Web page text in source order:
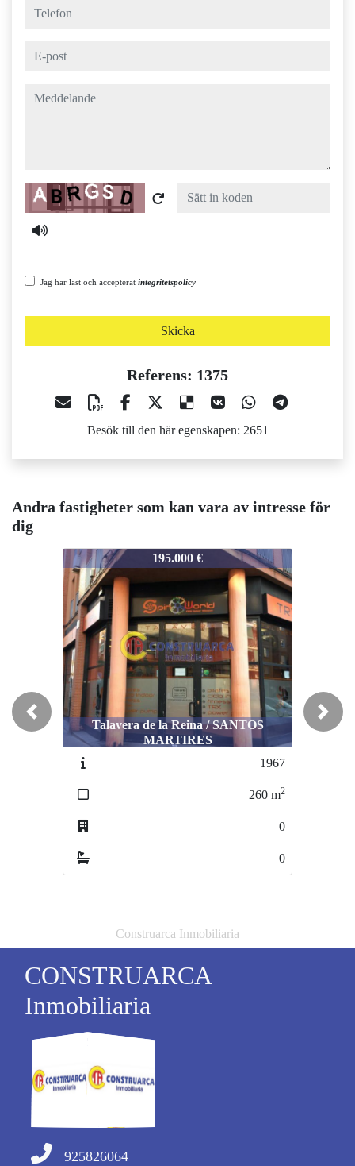
telefon
e-post
meddelande
Captcha
Jag har läst och accepterat integritetspolicy
Skicka
Referens: 1375
Besök till den här egenskapen: 2651
Andra fastigheter som kan vara av intresse för
dig
1375
195.000 €
Talavera de la Reina / SANTOS
MARTIRES
1967
260m2
1375 95.000 €
Talavera de la Reina / PATROCINIO
Previous Next
Construarca Inmobiliaria
CONSTRUARCA
Inmobiliaria
925826064